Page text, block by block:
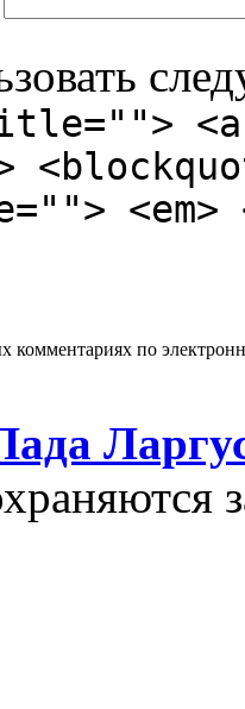
комментариях по